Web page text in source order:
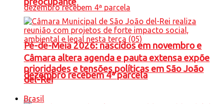
Pé-de-Meia 2026: nascidos em novembro e
dezembro recebem 4ª parcela
Câmara altera agenda e pauta extensa expõe
prioridades e tensões políticas em São João
del-Rei
Brasil